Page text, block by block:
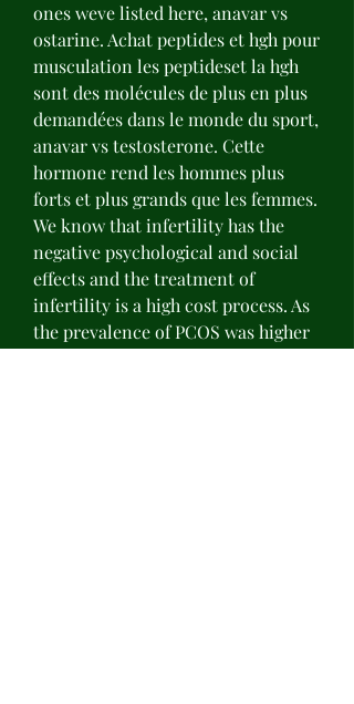
ones weve listed here, anavar vs
ostarine. Achat peptides et hgh pour
musculation les peptideset la hgh
sont des molécules de plus en plus
demandées dans le monde du sport,
anavar vs testosterone. Cette
hormone rend les hommes plus
forts et plus grands que les femmes.
We know that infertility has the
negative psychological and social
effects and the treatment of
infertility is a high cost process. As
the prevalence of PCOS was higher